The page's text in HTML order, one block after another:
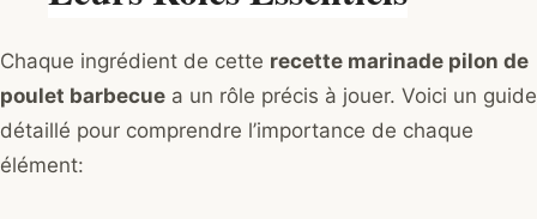
Chaque ingrédient de cette recette marinade pilon de
poulet barbecue a un rôle précis à jouer. Voici un guide
détaillé pour comprendre l’importance de chaque
élément: